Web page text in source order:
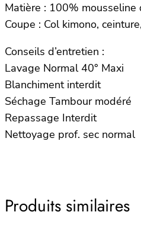
Matière : 100% mousseline
Coupe : Col kimono,
Conseils d’entretien :
Lavage Normal 40° Maxi
Blanchiment interdit
Séchage Tambour modéré
Repassage Interdit
Nettoyage prof. sec normal
Produits similaires